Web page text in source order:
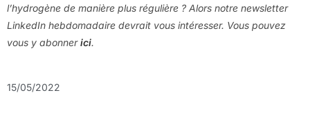
l’hydrogène de manière plus régulière ? Alors notre newsletter
LinkedIn hebdomadaire devrait vous intéresser. Vous pouvez
vous y abonnerici.
15/05/2022